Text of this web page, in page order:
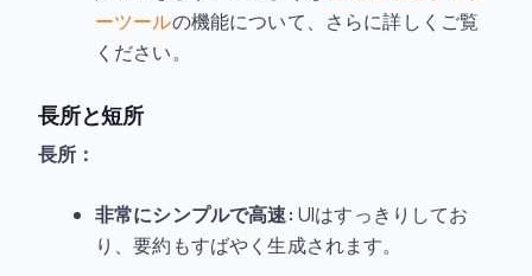
ーツールの機能について、さらに詳しくご覧
ください。
長所と短所
長所：
非常にシンプルで高速: UIはすっきりしてお
り、要約もすばやく生成されます。